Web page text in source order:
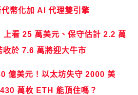
幣化加 AI 代理雙引擎
看 25 萬美元、保守估計 2.2 萬
於 7.6 萬將迎大牛市
億美元！以太坊失守 2000 美
萬枚 ETH 能頂住嗎？